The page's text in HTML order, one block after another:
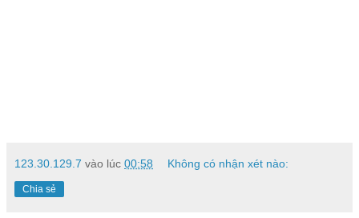
123.30.129.7 vào lúc 00:58 Không có nhận xét nào:
Chia sẻ